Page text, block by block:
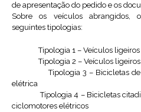
de apresentação do pedido e os
Sobre os veículos abrangidos,
seguintes tipologias:
Tipologia 1 – Veículos ligeiros
Tipologia 2 – Veículos ligeiros
Tipologia 3 – Bicicletas de
elétrica
Tipologia 4 – Bicicletas
ciclomotores elétricos